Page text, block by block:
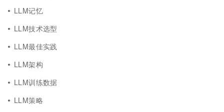
LLM记忆
LLM技术选型
LLM最佳实践
LLM架构
LLM训练数据
LLM策略